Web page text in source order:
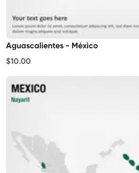
Aguascalientes - México
$10.00